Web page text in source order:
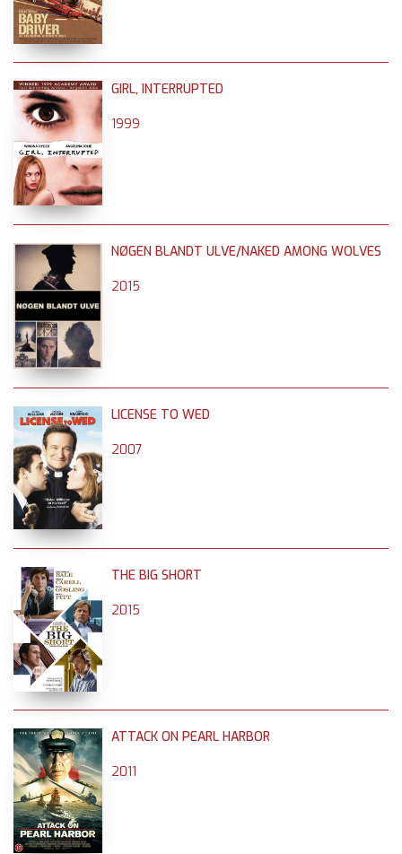
GIRL, INTERRUPTED
1999
NØGEN BLANDT ULVE/NAKED AMONG WOLVES
2015
LICENSE TO WED
2007
THE BIG SHORT
2015
ATTACK ON PEARL HARBOR
2011